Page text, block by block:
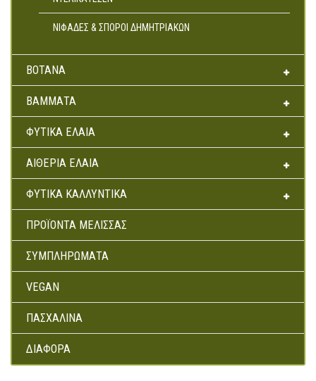
Ντελικατέσεν
ΝΙΦΆΔΕΣ & ΣΠΌΡΟΙ ΔΗΜΗΤΡΙΑΚΏΝ
ΒΌΤΑΝΑ
ΒΆΜΜΑΤΑ
ΦΥΤΙΚΆ ΈΛΑΙΑ
ΑΙΘΈΡΙΑ ΈΛΑΙΑ
ΦΥΤΙΚΆ ΚΑΛΛΥΝΤΙΚΆ
ΠΡΟΪΌΝΤΑ ΜΈΛΙΣΣΑΣ
ΣΥΜΠΛΗΡΏΜΑΤΑ
VEGAN
ΠΑΣΧΑΛΙΝΆ
ΔΙΆΦΟΡΑ